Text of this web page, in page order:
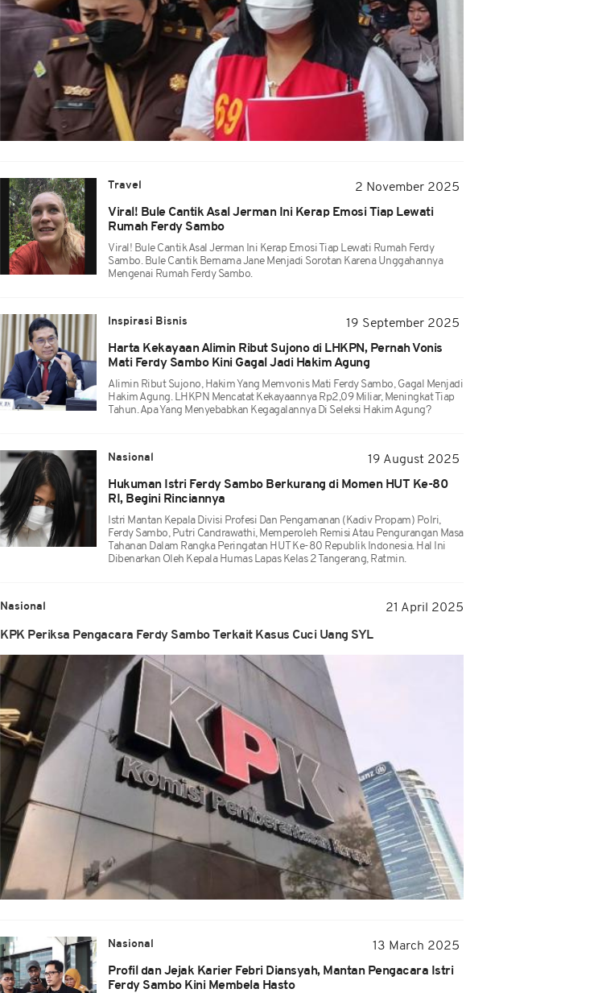
Travel
2 November 2025
Viral! Bule Cantik Asal Jerman Ini Kerap Emosi Tiap Lewati
Rumah Ferdy Sambo
Viral! Bule Cantik Asal Jerman Ini Kerap Emosi Tiap Lewati Rumah Ferdy
Sambo. Bule Cantik Bernama Jane Menjadi Sorotan Karena Unggahannya
Mengenai Rumah Ferdy Sambo.
Inspirasi Bisnis
19 September 2025
Harta Kekayaan Alimin Ribut Sujono di LHKPN, Pernah Vonis
Mati Ferdy Sambo Kini Gagal Jadi Hakim Agung
Alimin Ribut Sujono, Hakim Yang Memvonis Mati Ferdy Sambo, Gagal Menjadi
Hakim Agung. LHKPN Mencatat Kekayaannya Rp2,09 Miliar, Meningkat Tiap
Tahun. Apa Yang Menyebabkan Kegagalannya Di Seleksi Hakim Agung?
Nasional
19 August 2025
Hukuman Istri Ferdy Sambo Berkurang di Momen HUT Ke-80
RI, Begini Rinciannya
Istri Mantan Kepala Divisi Profesi Dan Pengamanan (Kadiv Propam) Polri,
Ferdy Sambo, Putri Candrawathi, Memperoleh Remisi Atau Pengurangan Masa
Tahanan Dalam Rangka Peringatan HUT Ke-80 Republik Indonesia. Hal Ini
Dibenarkan Oleh Kepala Humas Lapas Kelas 2 Tangerang, Ratmin.
Nasional 21 April 2025
KPK Periksa Pengacara Ferdy Sambo Terkait Kasus Cuci Uang SYL
Nasional
13 March 2025
Profil dan Jejak Karier Febri Diansyah, Mantan Pengacara Istri
Ferdy Sambo Kini Membela Hasto